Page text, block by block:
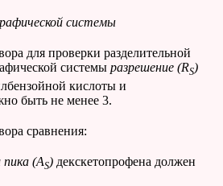
системы
для проверки разделительной
системы разрешение (RS)
кислоты и
быть не менее 3.
сравнения:
пика (AS) декскетопрофена должен